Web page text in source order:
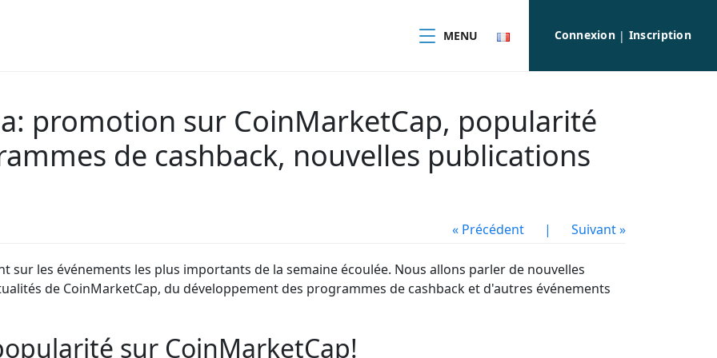
MENU Connexion | Inscription
promotion sur CoinMarketCap, popularité
de cashback, nouvelles publications
« Précédent | Suivant »
sur les événements les plus importants de la semaine écoulée. Nous allons parler de nouvelles
de CoinMarketCap, du développement des programmes de cashback et d'autres événements
sur CoinMarketCap!